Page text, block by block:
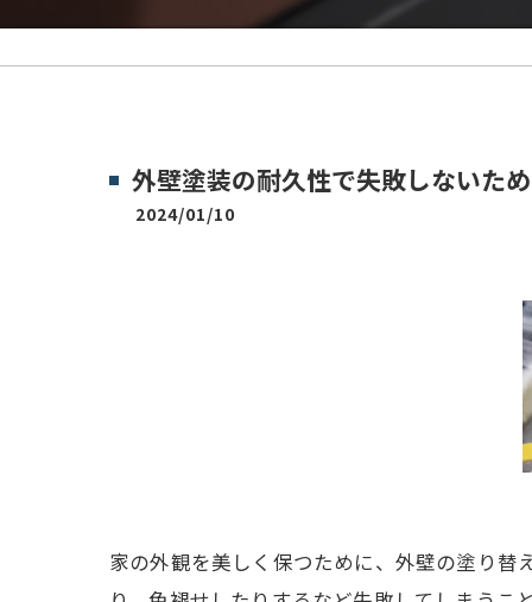
外壁塗装の耐久性で失敗しないた
2024/01/10
家の外観を美しく保つために、外壁の塗り替